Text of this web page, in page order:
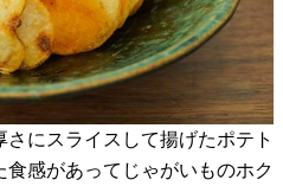
にスライスして揚げたポテト
感があってじゃがいものホク